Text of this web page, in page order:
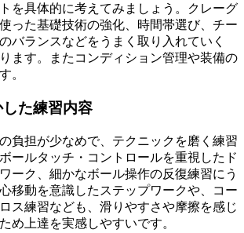
を具体的に考えてみましょう。クレーグ
った基礎技術の強化、時間帯選び、チー
バランスなどをうまく取り入れていく
ます。またコンディション管理や装備の
。
た練習内容
負担が少なめで、テクニックを磨く練習
ールタッチ・コントロールを重視したド
ーク、細かなボール操作の反復練習にう
移動を意識したステップワークや、コー
ス練習なども、滑りやすさや摩擦を感じ
め上達を実感しやすいです。